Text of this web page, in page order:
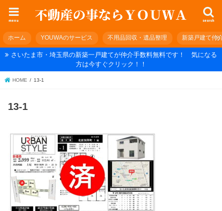
search
menu
ホーム YOUWAのサービス 不用品回収・遺品整理 新築戸建て仲
さいたま市・埼玉県の新築一戸建てが仲介手数料無料です！ 気になる
方は今すぐクリック！！
HOME 13-1
13-1